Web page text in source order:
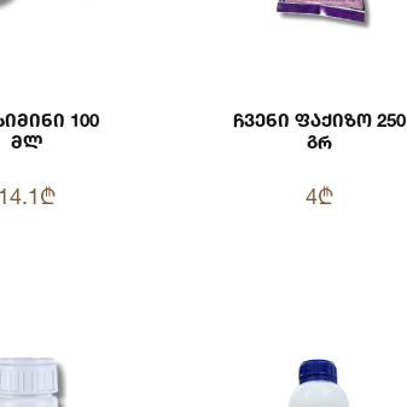
100
Მლ
Ჩვენი Ფაქიზო 250
Გრ
4₾